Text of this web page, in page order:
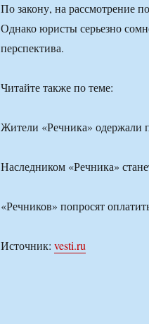
По закону, на рассмотрение
Однако юристы серьезно
перспектива.
Читайте также по теме:
Жители «Речника» одержали
Наследником «Речника»
«Речников» попросят
Источник: vesti.ru